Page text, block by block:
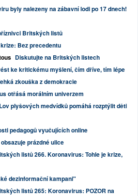
byly nalezeny na zábavní lodi po 17 dnech!
Britských listů
Bez precedentu
Diskutujte na Britských listech
ke kritickému myšlení, čím dříve, tím lépe
zkouška z demokracie
otřásá morálním univerzem
plyšových medvídků pomáhá rozptýlit děti
pedagogů vyučujících online
prázdné ulice
listů 266. Koronavirus: Tohle je krize,
dezinformační kampani"
listů 265: Koronavirus: POZOR na